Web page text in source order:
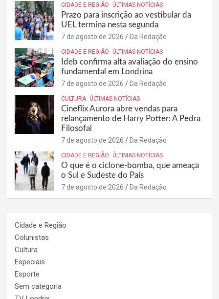
CIDADE E REGIÃO ÚLTIMAS NOTÍCIAS
Prazo para inscrição ao vestibular da
UEL termina nesta segunda
7 de agosto de 2026 Da Redação
CIDADE E REGIÃO ÚLTIMAS NOTÍCIAS
Ideb confirma alta avaliação do ensino
fundamental em Londrina
7 de agosto de 2026 Da Redação
CULTURA ÚLTIMAS NOTÍCIAS
Cineflix Aurora abre vendas para
relançamento de Harry Potter: A Pedra
Filosofal
7 de agosto de 2026 Da Redação
CIDADE E REGIÃO ÚLTIMAS NOTÍCIAS
O que é o ciclone-bomba, que ameaça
o Sul e Sudeste do País
7 de agosto de 2026 Da Redação
Cidade e Região
Colunistas
Cultura
Especiais
Esporte
Sem categoria